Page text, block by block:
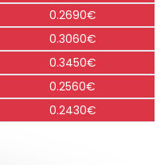
0.2690€
0.3060€
0.3450€
0.2560€
0.2430€